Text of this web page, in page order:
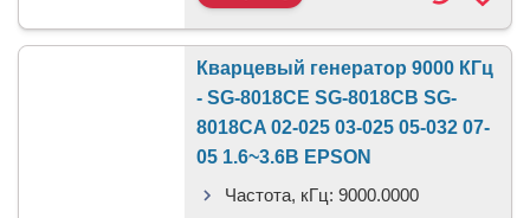
Кварцевый генератор 9000 КГц
- SG-8018CE SG-8018CB SG-
8018CA 02-025 03-025 05-032 07-
05 1.6~3.6В EPSON
Частота, кГц: 9000.0000